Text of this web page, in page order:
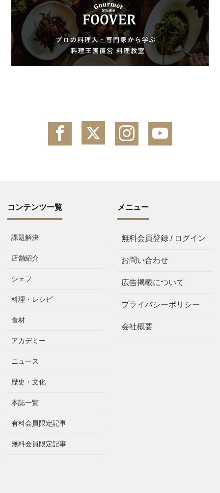
コンテンツ一覧
課題解決
店舗紹介
シェフ
料理・レシピ
食材
アカデミー
ニュース
歴史・文化
本誌一覧
有料会員限定記事
無料会員限定記事
メニュー
無料会員登録 / ログイン
お問い合わせ
広告掲載について
プライバシーポリシー
会社概要